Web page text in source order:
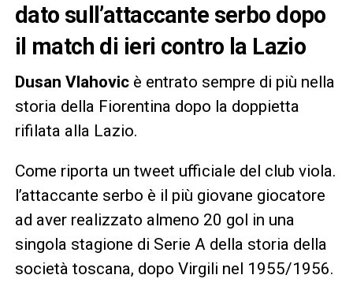
dato sull’attaccante serbo dopo
il match di ieri contro la Lazio
Dusan Vlahovicè entrato sempre di più nella
storia della Fiorentina dopo la doppietta
rifilata alla Lazio.
Come riporta un tweet ufficiale del club viola.
l’attaccante serbo è il più giovane giocatore
ad aver realizzato almeno 20 gol in una
singola stagione di Serie A della storia della
società toscana, dopo Virgili nel 1955/1956.